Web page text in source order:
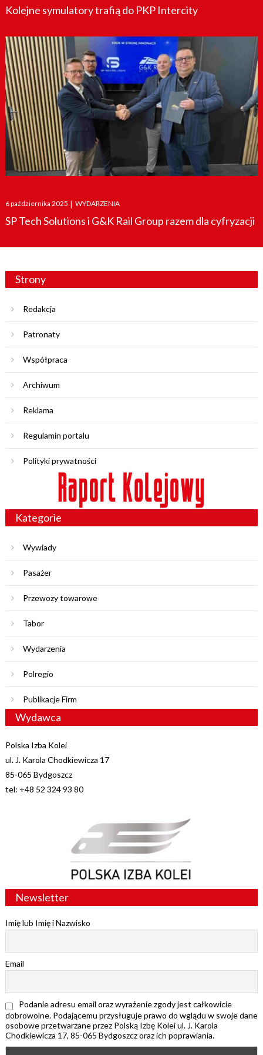
Kolejne symulatory trafią do PKP Intercity
Posted
on
6 października 2025 | WYDARZENIA
SP Tech Solutions i G&K Rail Group razem dla cyfryzacji
Strony
Redakcja
Patronaty
Współpraca
Archiwum
Reklama
Regulamin portalu
Polityki prywatności
Kategorie
Wywiady
Pasażer
Przewozy towarowe
Tabor
Wydarzenia
Polregio
Publikacje Firm
Wydawca
Polska Izba Kolei
ul. J. Karola Chodkiewicza 17
85-065 Bydgoszcz
tel: +48 52 324 93 80
Newsletter
Imię lub Imię i Nazwisko
Email
Podanie adresu email oraz wyrażenie zgody jest całkowicie
dobrowolne. Podającemu przysługuje prawo do wglądu w swoje dane
osobowe przetwarzane przez Polską Izbę Kolei ul. J. Karola
Chodkiewicza 17, 85-065 Bydgoszcz oraz ich poprawiania.